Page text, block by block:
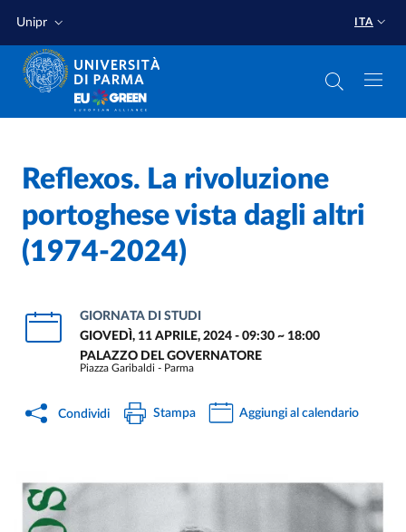
Unipr ITA
Reflexos. La rivoluzione
portoghese vista dagli altri
(1974-2024)
GIORNATA DI STUDI
GIOVEDÌ, 11 APRILE, 2024 - 09:30 ~ 18:00
PALAZZO DEL GOVERNATORE
Piazza Garibaldi - Parma
Condividi Stampa Aggiungi al calendario